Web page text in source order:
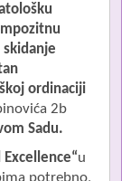
ordinaciji
2b
Sadu.
Excellence“u
potrebno,